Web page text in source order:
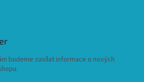
budeme zasílat informace o nových